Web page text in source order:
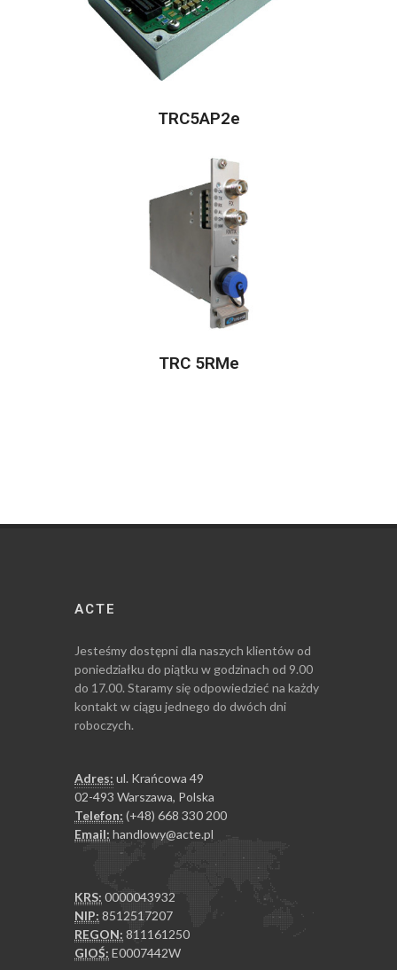
TRC5AP2e
TRC 5RMe
ACTE
Jesteśmy dostępni dla naszych klientów od
poniedziałku do piątku w godzinach od 9.00
do 17.00. Staramy się odpowiedzieć na każdy
kontakt w ciągu jednego do dwóch dni
roboczych.
Adres: ul. Krańcowa 49
02-493 Warszawa, Polska
Telefon: (+48) 668 330 200
Email: handlowy@acte.pl
KRS: 0000043932
NIP: 8512517207
REGON: 811161250
GIOŚ: E0007442W